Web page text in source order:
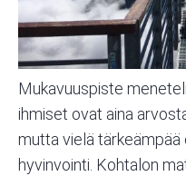
Mukavuuspiste
ihmiset ovat aina
mutta vielä tärkeämpää
hyvinvointi. Kohtalon